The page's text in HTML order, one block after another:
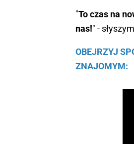
"To czas na
nas!" -
OBEJRZYJ
ZNAJOMYM: